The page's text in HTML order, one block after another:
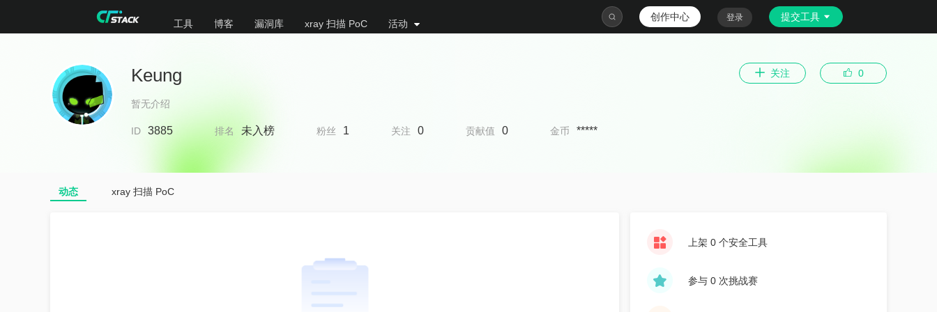
工具 博客 漏洞库 xray 扫描 PoC 活动
创作中心 登录 提交工具
Keung
暂无介绍
ID 3885 排名 未入榜 粉丝 1 关注 0 贡献值 0 金币 *****
关注 0
动态 xray 扫描 PoC
上架 0 个安全工具
参与 0 次挑战赛